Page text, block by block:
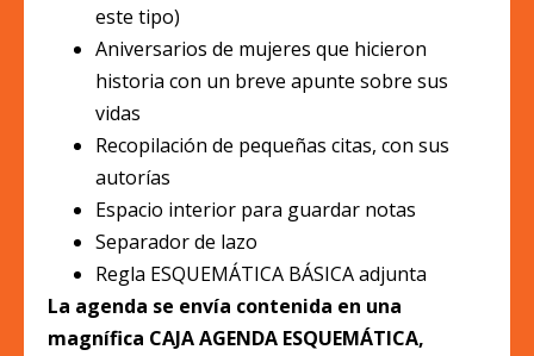
este tipo)
Aniversarios de mujeres que hicieron
historia con un breve apunte sobre sus
vidas
Recopilación de pequeñas citas, con sus
autorías
Espacio interior para guardar notas
Separador de lazo
Regla ESQUEMÁTICA BÁSICA adjunta
La agenda se envía contenida en una
magnífica CAJA AGENDA ESQUEMÁTICA,